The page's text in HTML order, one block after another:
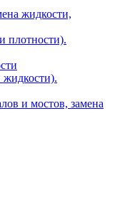
жидкости,
плотности).
и мостов, замена